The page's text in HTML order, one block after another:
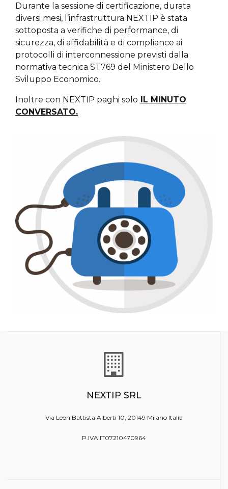
Durante la sessione di certificazione, durata
diversi mesi, l’infrastruttura NEXTIP è stata
sottoposta a verifiche di performance, di
sicurezza, di affidabilità e di compliance ai
protocolli di interconnessione previsti dalla
normativa tecnica ST769 del Ministero Dello
Sviluppo Economico.
Inoltre con NEXTIP paghi solo IL MINUTO
CONVERSATO.
NEXTIP SRL
Via Leon Battista Alberti 10, 20149 Milano Italia
P.IVA IT07210470964